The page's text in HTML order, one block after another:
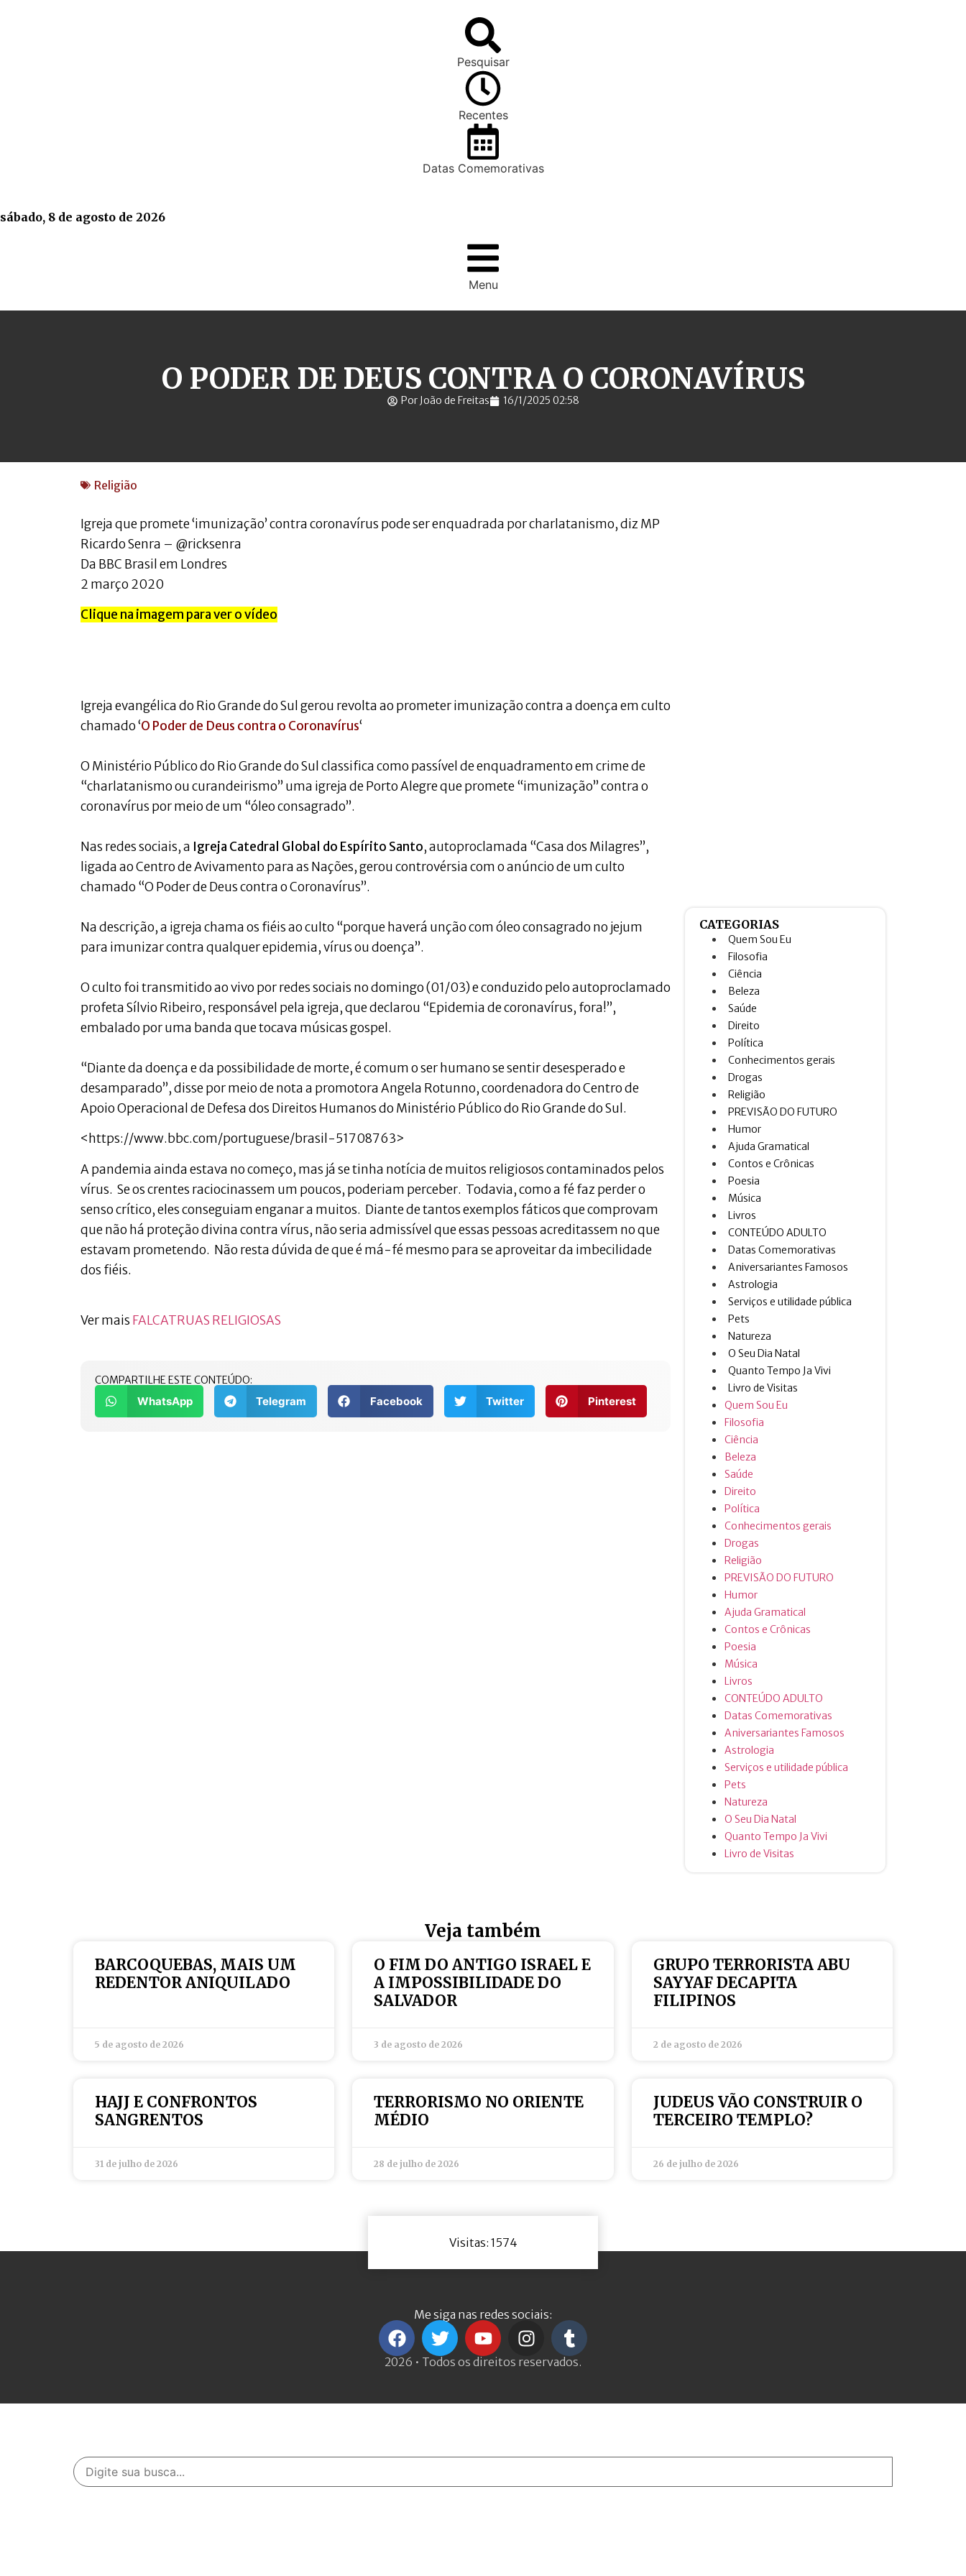
Pesquisar
Recentes
Datas Comemorativas
sábado, 8 de agosto de 2026
Menu
O PODER DE DEUS CONTRA O CORONAVÍRUS
Por João de Freitas 16/1/2025 02:58
Religião
Igreja que promete ‘imunização’ contra coronavírus pode ser enquadrada por charlatanismo, diz MP
Ricardo Senra – @ricksenra
Da BBC Brasil em Londres
2 março 2020
Clique na imagem para ver o vídeo
Igreja evangélica do Rio Grande do Sul gerou revolta ao prometer imunização contra a doença em culto
chamado ‘O Poder de Deus contra o Coronavírus‘
O Ministério Público do Rio Grande do Sul classifica como passível de enquadramento em crime de
“charlatanismo ou curandeirismo” uma igreja de Porto Alegre que promete “imunização” contra o
coronavírus por meio de um “óleo consagrado”.
Nas redes sociais, a Igreja Catedral Global do Espírito Santo, autoproclamada “Casa dos Milagres”,
ligada ao Centro de Avivamento para as Nações, gerou controvérsia com o anúncio de um culto
chamado “O Poder de Deus contra o Coronavírus”.
Na descrição, a igreja chama os fiéis ao culto “porque haverá unção com óleo consagrado no jejum
para imunizar contra qualquer epidemia, vírus ou doença”.
O culto foi transmitido ao vivo por redes sociais no domingo (01/03) e conduzido pelo autoproclamado
profeta Sílvio Ribeiro, responsável pela igreja, que declarou “Epidemia de coronavírus, fora!”,
embalado por uma banda que tocava músicas gospel.
“Diante da doença e da possibilidade de morte, é comum o ser humano se sentir desesperado e
desamparado”, disse por meio de nota a promotora Angela Rotunno, coordenadora do Centro de
Apoio Operacional de Defesa dos Direitos Humanos do Ministério Público do Rio Grande do Sul.
<https://www.bbc.com/portuguese/brasil-51708763>
A pandemia ainda estava no começo, mas já se tinha notícia de muitos religiosos contaminados pelos
vírus. Se os crentes raciocinassem um poucos, poderiam perceber. Todavia, como a fé faz perder o
senso crítico, eles conseguiam enganar a muitos. Diante de tantos exemplos fáticos que comprovam
que não há proteção divina contra vírus, não seria admissível que essas pessoas acreditassem no que
estavam prometendo. Não resta dúvida de que é má-fé mesmo para se aproveitar da imbecilidade
dos fiéis.
Ver mais FALCATRUAS RELIGIOSAS
COMPARTILHE ESTE CONTEÚDO:
WhatsApp Telegram Facebook Twitter Pinterest
CATEGORIAS
Quem Sou Eu
Filosofia
Ciência
Beleza
Saúde
Direito
Política
Conhecimentos gerais
Drogas
Religião
PREVISÃO DO FUTURO
Humor
Ajuda Gramatical
Contos e Crônicas
Poesia
Música
Livros
CONTEÚDO ADULTO
Datas Comemorativas
Aniversariantes Famosos
Astrologia
Serviços e utilidade pública
Pets
Natureza
O Seu Dia Natal
Quanto Tempo Ja Vivi
Livro de Visitas
Quem Sou Eu
Filosofia
Ciência
Beleza
Saúde
Direito
Política
Conhecimentos gerais
Drogas
Religião
PREVISÃO DO FUTURO
Humor
Ajuda Gramatical
Contos e Crônicas
Poesia
Música
Livros
CONTEÚDO ADULTO
Datas Comemorativas
Aniversariantes Famosos
Astrologia
Serviços e utilidade pública
Pets
Natureza
O Seu Dia Natal
Quanto Tempo Ja Vivi
Livro de Visitas
Veja também
BARCOQUEBAS, MAIS UM
REDENTOR ANIQUILADO
5 de agosto de 2026
O FIM DO ANTIGO ISRAEL E
A IMPOSSIBILIDADE DO
SALVADOR
3 de agosto de 2026
GRUPO TERRORISTA ABU
SAYYAF DECAPITA
FILIPINOS
2 de agosto de 2026
HAJJ E CONFRONTOS
SANGRENTOS
31 de julho de 2026
TERRORISMO NO ORIENTE
MÉDIO
28 de julho de 2026
JUDEUS VÃO CONSTRUIR O
TERCEIRO TEMPLO?
26 de julho de 2026
Visitas: 1574
Me siga nas redes sociais:
2026 • Todos os direitos reservados.